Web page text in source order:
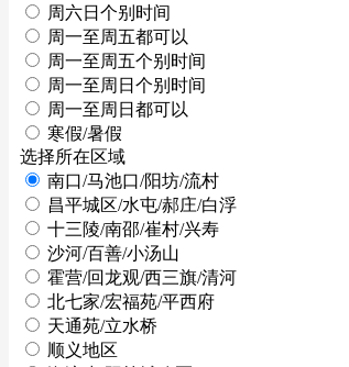
周六日个别时间
周一至周五都可以
周一至周五个别时间
周一至周日个别时间
周一至周日都可以
寒假/暑假
选择所在区域
南口/马池口/阳坊/流村
昌平城区/水屯/郝庄/白浮
十三陵/南邵/崔村/兴寿
沙河/百善/小汤山
霍营/回龙观/西三旗/清河
北七家/宏福苑/平西府
天通苑/立水桥
顺义地区